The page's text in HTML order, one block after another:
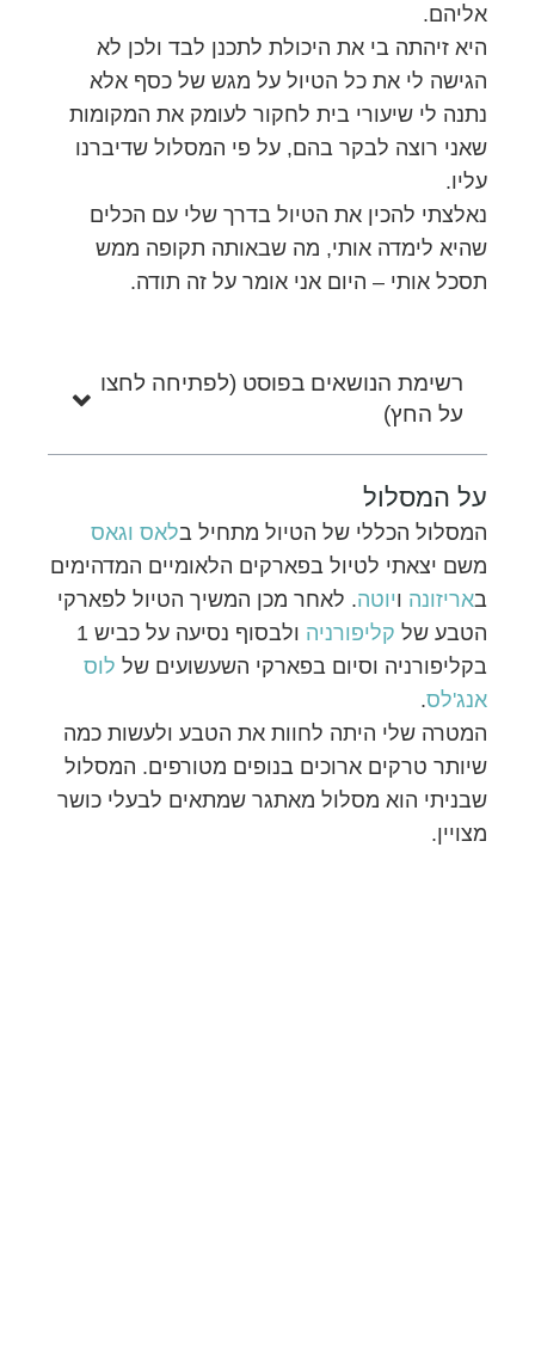
אליהם.
היא זיהתה בי את היכולת לתכנן לבד ולכן לא
הגישה לי את כל הטיול על מגש של כסף אלא
נתנה לי שיעורי בית לחקור לעומק את המקומות
שאני רוצה לבקר בהם, על פי המסלול שדיברנו
עליו.
נאלצתי להכין את הטיול בדרך שלי עם הכלים
שהיא לימדה אותי, מה שבאותה תקופה ממש
תסכל אותי – היום אני אומר על זה תודה.
רשימת הנושאים בפוסט (לפתיחה לחצו
על החץ)
על המסלול
המסלול הכללי של הטיול מתחיל בלאס וגאס
משם יצאתי לטיול בפארקים הלאומיים המדהימים
באריזונה ויוטה. לאחר מכן המשיך הטיול לפארקי
הטבע של קליפורניה
ולבסוף נסיעה על כביש 1
בקליפורניה וסיום בפארקי השעשועים של לוס
אנג'לס.
המטרה שלי היתה לחוות את הטבע ולעשות כמה
שיותר טרקים ארוכים בנופים מטורפים. המסלול
שבניתי הוא מסלול מאתגר שמתאים לבעלי כושר
מצויין.